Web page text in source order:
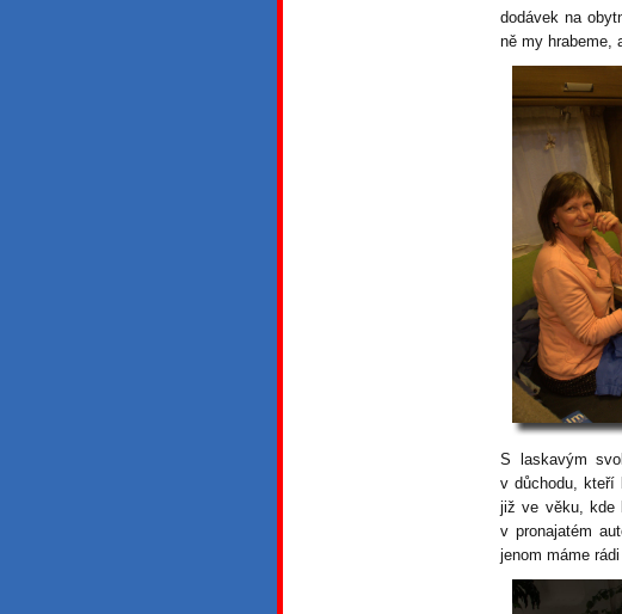
dodávek na
ně my hrabeme,
S laskavým
v důchodu, kteří
již ve věku, kde
v pronajatém
jenom máme